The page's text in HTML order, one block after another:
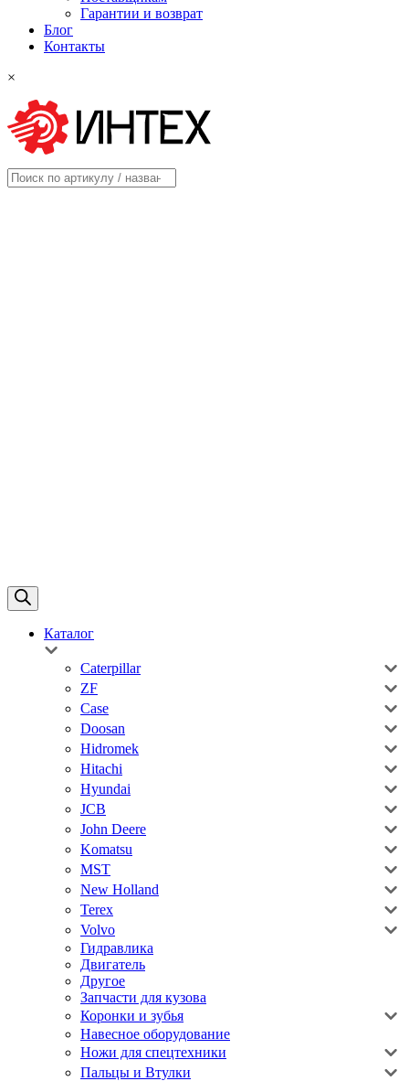
Гарантии и возврат
Блог
Контакты
×
Каталог
Caterpillar
ZF
Case
Doosan
Hidromek
Hitachi
Hyundai
JCB
John Deere
Komatsu
MST
New Holland
Terex
Volvo
Гидравлика
Двигатель
Другое
Запчасти для кузова
Коронки и зубья
Навесное оборудование
Ножи для спецтехники
Пальцы и Втулки